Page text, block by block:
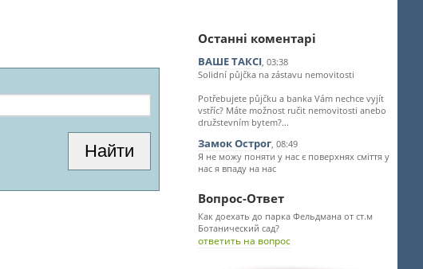
Останні коментарі
ВАШЕ ТАКСІ, 03:38
Solidní půjčka na zástavu nemovitosti
Potřebujete půjčku a banka Vám nechce vyjít
vstříc? Máte možnost ručit nemovitosti anebo
družstevním bytem?...
Замок Острог, 08:49
Я не можу поняти у нас є поверхнях сміття у
нас я впаду на нас
Вопрос-Ответ
Как доехать до парка Фельдмана от ст.м
Ботанический сад?
ответить на вопрос